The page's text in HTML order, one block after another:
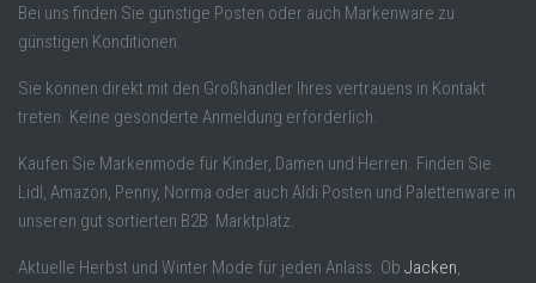
Bei uns finden Sie günstige Posten oder auch Markenware zu
günstigen Konditionen.
Sie können direkt mit den Großhändler Ihres vertrauens in Kontakt
treten. Keine gesonderte Anmeldung erforderlich.
Kaufen Sie Markenmode für Kinder, Damen und Herren. Finden Sie
Lidl, Amazon, Penny, Norma oder auch Aldi Posten und Palettenware in
unseren gut sortierten B2B Marktplatz.
Aktuelle Herbst und Winter Mode für jeden Anlass. Ob Jacken,